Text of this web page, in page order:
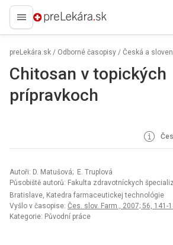
preLekára.sk
preLekára.sk / Odborné časopisy / Česká a
Chitosan v topických
prípravkoch
Autoři: D. Matušová; E. Truplová
Působiště autorů: Fakulta zdravotníckych
Bratislave, Katedra farmaceutickej technológie
Vyšlo v časopise: Čes. slov. Farm., 2007; 56, 141-
Kategorie: Původní práce